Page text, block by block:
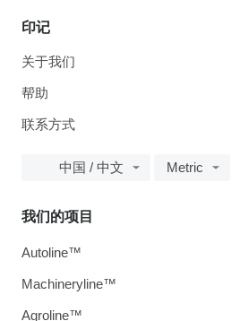
印记
关于我们
帮助
联系方式
中国 / 中文 Metric
我们的项目
Autoline™
Machineryline™
Agroline™